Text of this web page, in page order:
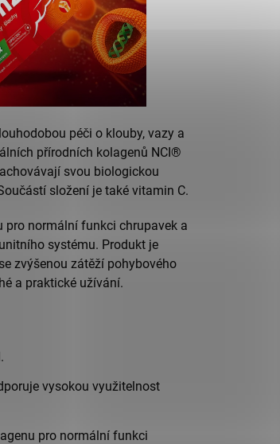
péči o klouby, vazy a
přírodních kolagenů NCI®
svou biologickou
složení je také vitamin C.
pro normální funkci chrupavek a
systému. Produkt je
zvýšenou zátěží pohybového
a praktické užívání.
vysokou využitelnost
pro normální funkci